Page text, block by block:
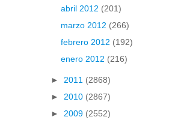
abril 2012 (201)
marzo 2012 (266)
febrero 2012 (192)
enero 2012 (216)
► 2011 (2868)
► 2010 (2867)
► 2009 (2552)